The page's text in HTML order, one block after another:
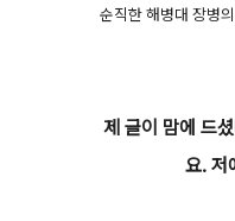
순직한 해병대 장병
제 글이 맘에 드
요. 저